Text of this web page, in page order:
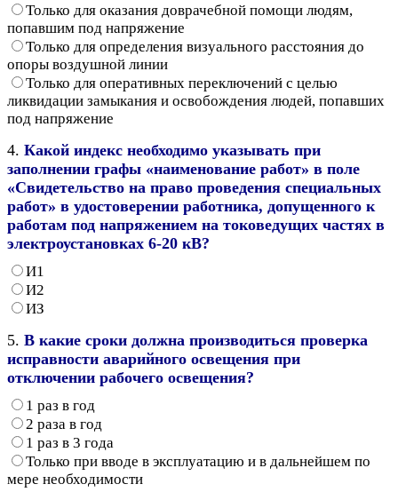
Только для оказания доврачебной помощи людям,
попавшим под напряжение
Только для определения визуального расстояния до
опоры воздушной линии
Только для оперативных переключений с целью
ликвидации замыкания и освобождения людей, попавших
под напряжение
4. Какой индекс необходимо указывать при
заполнении графы «наименование работ» в поле
«Свидетельство на право проведения специальных
работ» в удостоверении работника, допущенного к
работам под напряжением на токоведущих частях в
электроустановках 6-20 кВ?
И1
И2
ИЗ
5. В какие сроки должна производиться проверка
исправности аварийного освещения при
отключении рабочего освещения?
1 раз в год
2 раза в год
1 раз в 3 года
Только при вводе в эксплуатацию и в дальнейшем по
мере необходимости